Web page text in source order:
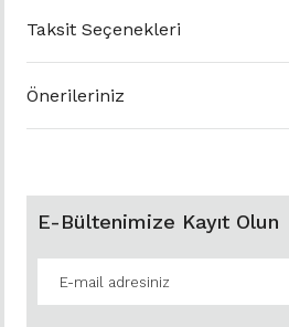
Taksit Seçenekleri
Önerileriniz
E-Bültenimize Kayıt Olun